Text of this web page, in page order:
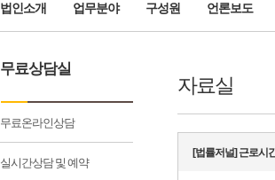
법인소개 업무분야 구성원 언론보도
무료상담실
무료온라인상담
실시간상담 및 예약
자료실
[법률저널] 근로시